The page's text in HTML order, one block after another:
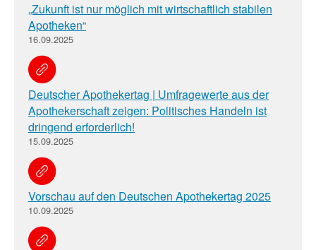
„Zukunft ist nur möglich mit wirtschaftlich stabilen
Apotheken“
16.09.2025
Deutscher Apothekertag | Umfragewerte aus der
Apothekerschaft zeigen: Politisches Handeln ist
dringend erforderlich!
15.09.2025
Vorschau auf den Deutschen Apothekertag 2025
10.09.2025